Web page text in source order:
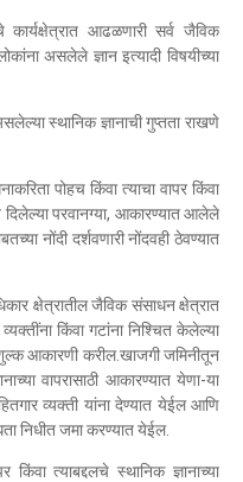
आढळणारी सर्व जैविक
असलेले ज्ञान इत्यादी विषयीच्या
स्थानिक ज्ञानाची गुप्तता राखणे
पोहच किंवा त्याचा वापर किंवा
दिलेल्या परवानग्या, आकारण्यात आलेले
नोंदी दर्शवणारी नोंदवही ठेवण्यात
क्षेत्रातील जैविक संसाधन क्षेत्रात
किंवा गटांना निश्चित केलेल्या
शुल्क आकारणी करील.खाजगी जमिनीतून
वापरासाठी आकारण्यात येणा-या
व्यक्ती यांना देण्यात येईल आणि
निधीत जमा करण्यात येईल.
त्याबद्दलचे स्थानिक ज्ञानाच्या